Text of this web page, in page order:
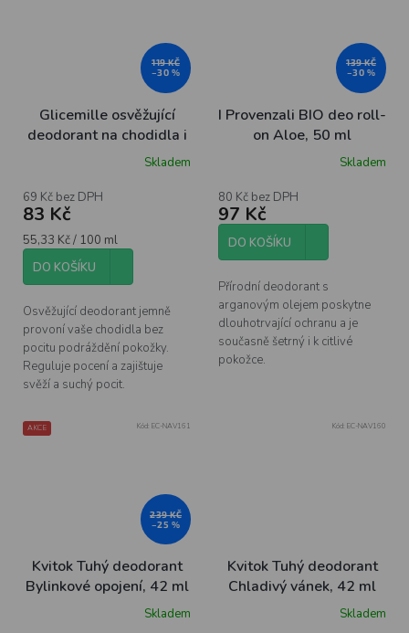
119 KČ
–30 %
Glicemille osvěžující
deodorant na chodidla i
boty, 150 mlSkladem
69 Kč bez DPH
83 Kč
Měrná
cena:
55,33 Kč / 100 ml
DO KOŠÍKU
Osvěžující deodorant jemně
provoní vaše chodidla bez
pocitu podráždění pokožky.
Reguluje pocení a zajištuje
svěží a suchý pocit.
139 KČ
–30 %
I Provenzali BIO deo roll-
on Aloe, 50 ml
Skladem
80 Kč bez DPH
97 Kč
DO KOŠÍKU
Přírodní deodorant s
arganovým olejem poskytne
dlouhotrvající ochranu a je
současně šetrný i k citlivé
pokožce.
AKCE
239 KČ
–25 %
Kvitok Tuhý deodorant
Bylinkové opojení, 42 ml
Skladem
Kód: EC-NAV161
Kvitok Tuhý deodorant
Chladivý vánek, 42 ml
Skladem
Kód: EC-NAV160